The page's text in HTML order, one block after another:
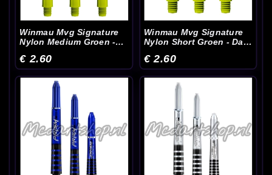
Winmau Mvg Signature
Nylon Medium Groen -
€ 2.60
Winmau Mvg Signature
Nylon Short Groen - Dart
€ 2.60